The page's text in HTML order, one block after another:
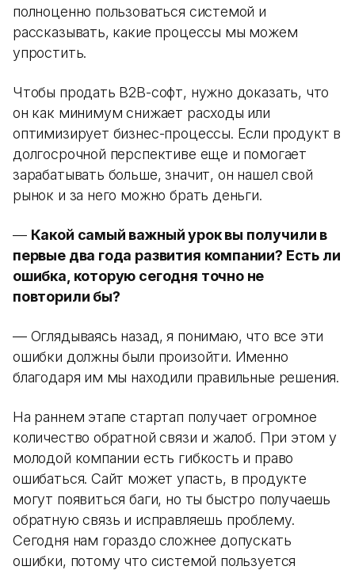
полноценно пользоваться системой и
рассказывать, какие процессы мы можем
упростить.
Чтобы продать B2B-софт, нужно доказать, что
он как минимум снижает расходы или
оптимизирует бизнес-процессы. Если продукт в
долгосрочной перспективе еще и помогает
зарабатывать больше, значит, он нашел свой
рынок и за него можно брать деньги.
— Какой самый важный урок вы получили в
первые два года развития компании? Есть ли
ошибка, которую сегодня точно не
повторили бы?
— Оглядываясь назад, я понимаю, что все эти
ошибки должны были произойти. Именно
благодаря им мы находили правильные решения.
На раннем этапе стартап получает огромное
количество обратной связи и жалоб. При этом у
молодой компании есть гибкость и право
ошибаться. Сайт может упасть, в продукте
могут появиться баги, но ты быстро получаешь
обратную связь и исправляешь проблему.
Сегодня нам гораздо сложнее допускать
ошибки, потому что системой пользуется